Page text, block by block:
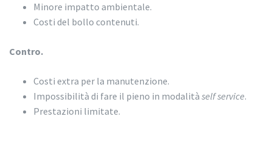
Minore impatto ambientale.
Costi del bollo contenuti.
Contro.
Costi extra per la manutenzione.
Impossibilità di fare il pieno in modalità self service.
Prestazioni limitate.